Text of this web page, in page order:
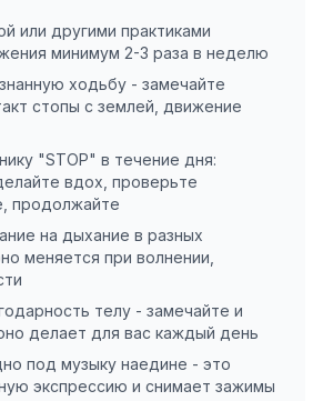
или другими практиками
минимум 2-3 раза в неделю
ходьбу - замечайте
стопы с землей, движение
"STOP" в течение дня:
вдох, проверьте
продолжайте
на дыхание в разных
меняется при волнении,
телу - замечайте и
делает для вас каждый день
под музыку наедине - это
экспрессию и снимает зажимы